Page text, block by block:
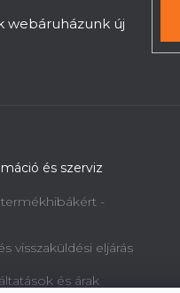
webáruházunk új
és szerviz
-
visszaküldési eljárás
és árak